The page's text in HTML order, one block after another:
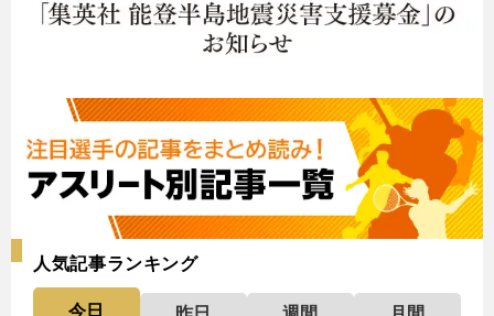
人気記事ランキング
今日